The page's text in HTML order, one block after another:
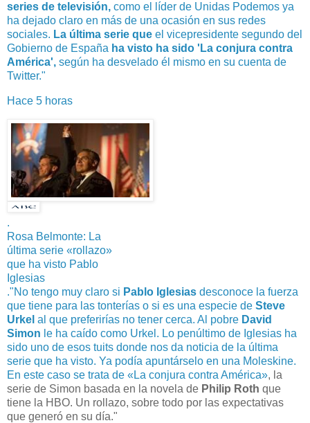
series de televisión, como el líder de Unidas Podemos ya
ha dejado claro en más de una ocasión en sus redes
sociales. La última serie que el vicepresidente segundo del
Gobierno de España ha visto ha sido 'La conjura contra
América', según ha desvelado él mismo en su cuenta de
Twitter."
Hace 5 horas
.
Rosa Belmonte: La
última serie «rollazo»
que ha visto Pablo
Iglesias
."No tengo muy claro si Pablo Iglesias desconoce la fuerza
que tiene para las tonterías o si es una especie de Steve
Urkel al que preferirías no tener cerca. Al pobre David
Simon le ha caído como Urkel. Lo penúltimo de Iglesias ha
sido uno de esos tuits donde nos da noticia de la última
serie que ha visto. Ya podía apuntárselo en una Moleskine.
En este caso se trata de «La conjura contra América», la
serie de Simon basada en la novela de Philip Roth que
tiene la HBO. Un rollazo, sobre todo por las expectativas
que generó en su día."